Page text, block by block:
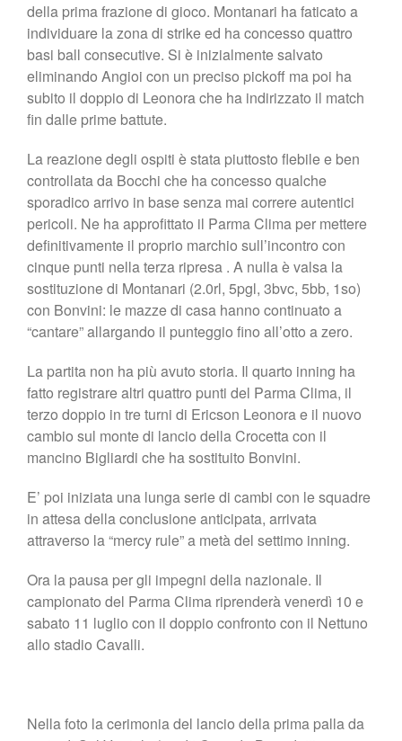
della prima frazione di gioco. Montanari ha faticato a
individuare la zona di strike ed ha concesso quattro
basi ball consecutive. Si è inizialmente salvato
eliminando Angioi con un preciso pickoff ma poi ha
subito il doppio di Leonora che ha indirizzato il match
fin dalle prime battute.
La reazione degli ospiti è stata piuttosto flebile e ben
controllata da Bocchi che ha concesso qualche
sporadico arrivo in base senza mai correre autentici
pericoli. Ne ha approfittato il Parma Clima per mettere
definitivamente il proprio marchio sull’incontro con
cinque punti nella terza ripresa . A nulla è valsa la
sostituzione di Montanari (2.0rl, 5pgl, 3bvc, 5bb, 1so)
con Bonvini: le mazze di casa hanno continuato a
“cantare” allargando il punteggio fino all’otto a zero.
La partita non ha più avuto storia. Il quarto inning ha
fatto registrare altri quattro punti del Parma Clima, il
terzo doppio in tre turni di Ericson Leonora e il nuovo
cambio sul monte di lancio della Crocetta con il
mancino Bigliardi che ha sostituito Bonvini.
E’ poi iniziata una lunga serie di cambi con le squadre
in attesa della conclusione anticipata, arrivata
attraverso la “mercy rule” a metà del settimo inning.
Ora la pausa per gli impegni della nazionale. Il
campionato del Parma Clima riprenderà venerdì 10 e
sabato 11 luglio con il doppio confronto con il Nettuno
allo stadio Cavalli.
Nella foto la cerimonia del lancio della prima palla da